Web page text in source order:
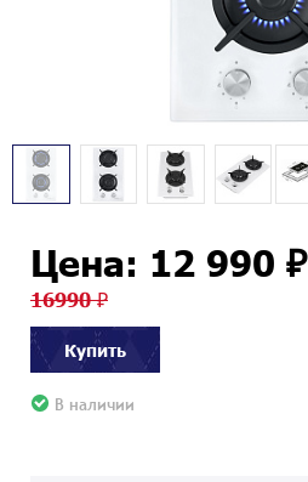
Цена: 12 990 ₽
16990 ₽
Купить
В наличии